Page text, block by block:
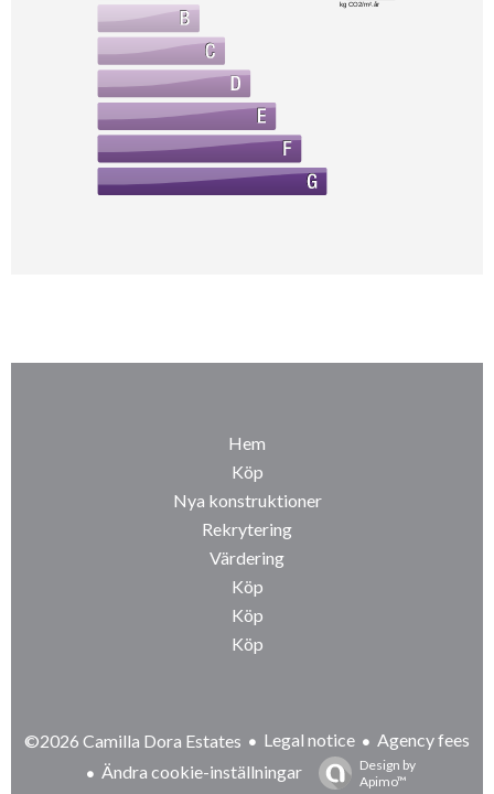
kg CO2/m².år
Hem
Köp
Nya konstruktioner
Rekrytering
Värdering
Köp
Köp
Köp
©2026 Camilla Dora Estates Legal notice
Agency fees
Ändra cookie-inställningar
Design by
Apimo™